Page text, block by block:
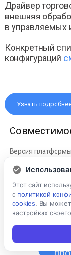
Драйвер
внешняя
в управляемых
Конкретный
конфигураций
Узнать подробнее
«Системы маркировки
Этот сайт
с политикой
cookies. Вы
настройках